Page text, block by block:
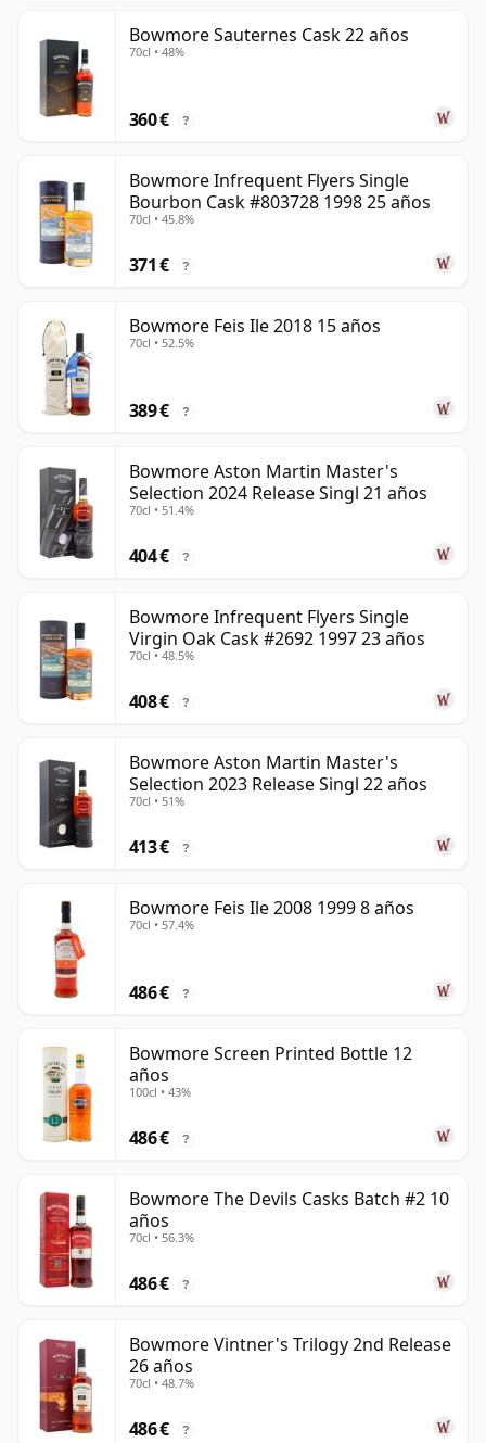
Bowmore Sauternes Cask 22 años
70cl • 48%
360 € ?
Bowmore Infrequent Flyers Single
Bourbon Cask #803728 1998 25 años
70cl • 45.8%
371 € ?
Bowmore Feis Ile 2018 15 años
70cl • 52.5%
389 € ?
Bowmore Aston Martin Master's
Selection 2024 Release Singl 21 años
70cl • 51.4%
404 € ?
Bowmore Infrequent Flyers Single
Virgin Oak Cask #2692 1997 23 años
70cl • 48.5%
408 € ?
Bowmore Aston Martin Master's
Selection 2023 Release Singl 22 años
70cl • 51%
413 € ?
Bowmore Feis Ile 2008 1999 8 años
70cl • 57.4%
486 € ?
Bowmore Screen Printed Bottle 12
años
100cl • 43%
486 € ?
Bowmore The Devils Casks Batch #2 10
años
70cl • 56.3%
486 € ?
Bowmore Vintner's Trilogy 2nd Release
26 años
70cl • 48.7%
486 € ?